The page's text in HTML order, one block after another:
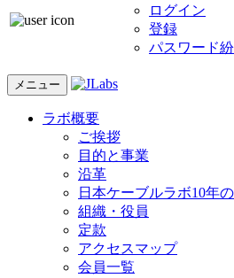
ログイン
登録
パスワード
メニュー
ラボ概要
ご挨拶
目的と事業
沿革
日本ケーブルラボ10年
組織・役員
定款
アクセスマップ
会員一覧